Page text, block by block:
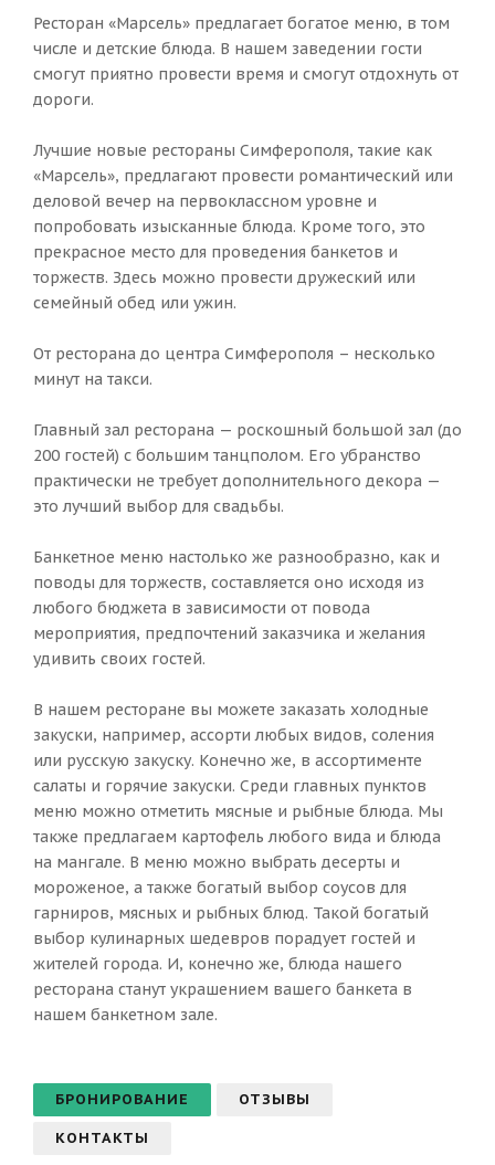
Ресторан «Марсель» предлагает богатое меню, в том
числе и детские блюда. В нашем заведении гости
смогут приятно провести время и смогут отдохнуть от
дороги.
Лучшие новые рестораны Симферополя, такие как
«Марсель», предлагают провести романтический или
деловой вечер на первоклассном уровне и
попробовать изысканные блюда. Кроме того, это
прекрасное место для проведения банкетов и
торжеств. Здесь можно провести дружеский или
семейный обед или ужин.
От ресторана до центра Симферополя – несколько
минут на такси.
Главный зал ресторана — роскошный большой зал (до
200 гостей) с большим танцполом. Его убранство
практически не требует дополнительного декора —
это лучший выбор для свадьбы.
Банкетное меню настолько же разнообразно, как и
поводы для торжеств, составляется оно исходя из
любого бюджета в зависимости от повода
мероприятия, предпочтений заказчика и желания
удивить своих гостей.
В нашем ресторане вы можете заказать холодные
закуски, например, ассорти любых видов, соления
или русскую закуску. Конечно же, в ассортименте
салаты и горячие закуски. Среди главных пунктов
меню можно отметить мясные и рыбные блюда. Мы
также предлагаем картофель любого вида и блюда
на мангале. В меню можно выбрать десерты и
мороженое, а также богатый выбор соусов для
гарниров, мясных и рыбных блюд. Такой богатый
выбор кулинарных шедевров порадует гостей и
жителей города. И, конечно же, блюда нашего
ресторана станут украшением вашего банкета в
нашем банкетном зале.
БРОНИРОВАНИЕ ОТЗЫВЫ
КОНТАКТЫ